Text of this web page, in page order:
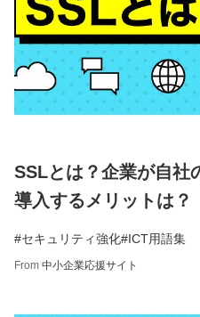
SSLとは？企業が自社
導入するメリットは？
#セキュリティ強化#ICT用語集
From 中小企業応援サイト